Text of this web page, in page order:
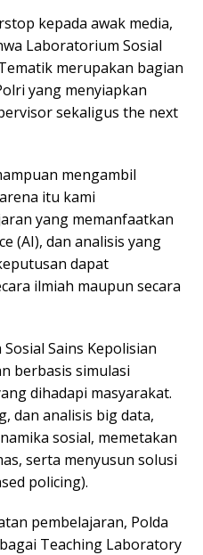
kepada awak media,
Laboratorium Sosial
merupakan bagian
yang menyiapkan
sekaligus the next
mengambil
itu kami
yang memanfaatkan
(AI), dan analisis yang
dapat
ilmiah maupun secara
Sains Kepolisian
berbasis simulasi
dihadapi masyarakat.
dan analisis big data,
sosial, memetakan
serta menyusun solusi
policing).
pembelajaran, Polda
Teaching Laboratory